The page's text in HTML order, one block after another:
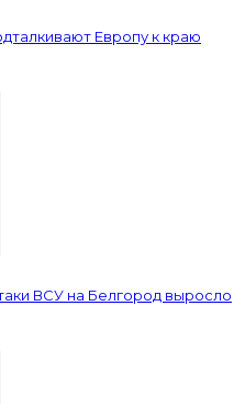
Европу к краю
ВСУ на Белгород выросло